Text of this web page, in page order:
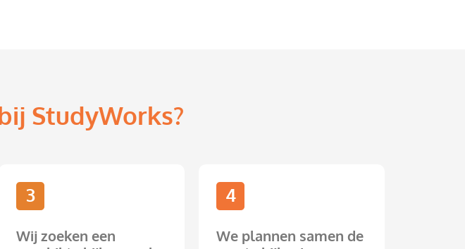
StudyWorks?
3
Wij zoeken een
4
We plannen samen de